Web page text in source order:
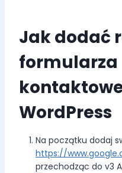
Jak dodać
formularza
WordPress
Na początku dodaj
https://
przechodząc do v3